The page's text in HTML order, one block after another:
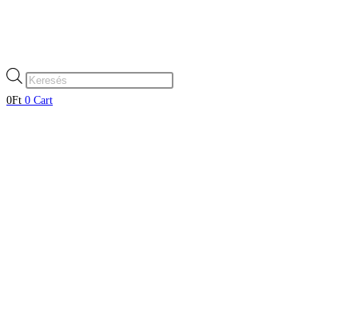
Products
search
0Ft 0 Cart